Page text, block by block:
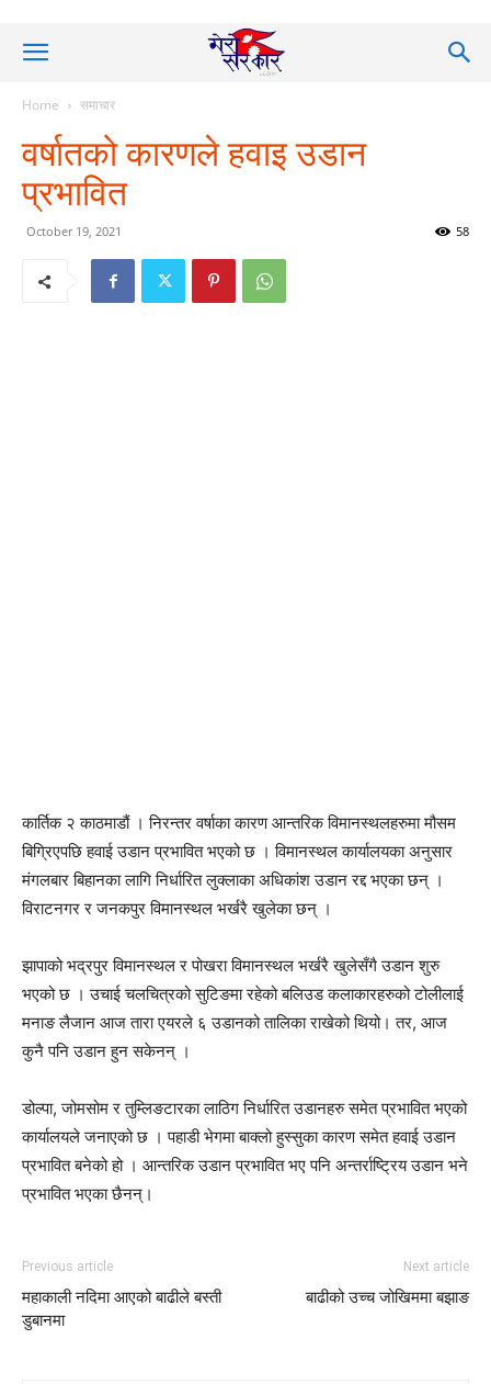
Home समाचार
वर्षातको कारणले हवाइ उडान
प्रभावित
October 19, 2021 58
कार्तिक २ काठमाडौं । निरन्तर वर्षाका कारण आन्तरिक विमानस्थलहरुमा मौसम
बिग्रिएपछि हवाई उडान प्रभावित भएको छ । विमानस्थल कार्यालयका अनुसार
मंगलबार बिहानका लागि निर्धारित लुक्लाका अधिकांश उडान रद्द भएका छन् ।
विराटनगर र जनकपुर विमानस्थल भर्खरै खुलेका छन् ।
झापाको भद्रपुर विमानस्थल र पोखरा विमानस्थल भर्खरै खुलेसँगै उडान शुरु
भएको छ । उचाई चलचित्रको सुटिङमा रहेको बलिउड कलाकारहरुको टोलीलाई
मनाङ लैजान आज तारा एयरले ६ उडानको तालिका राखेको थियो। तर, आज
कुनै पनि उडान हुन सकेनन् ।
डोल्पा, जोमसोम र तुम्लिङटारका लाठिग निर्धारित उडानहरु समेत प्रभावित भएको
कार्यालयले जनाएको छ । पहाडी भेगमा बाक्लो हुस्सुका कारण समेत हवाई उडान
प्रभावित बनेको हो । आन्तरिक उडान प्रभावित भए पनि अन्तर्राष्ट्रिय उडान भने
प्रभावित भएका छैनन्।
Previous article
महाकाली नदिमा आएको बाढीले बस्ती
डुबानमा
Next article
बाढीको उच्च जोखिममा बझाङ